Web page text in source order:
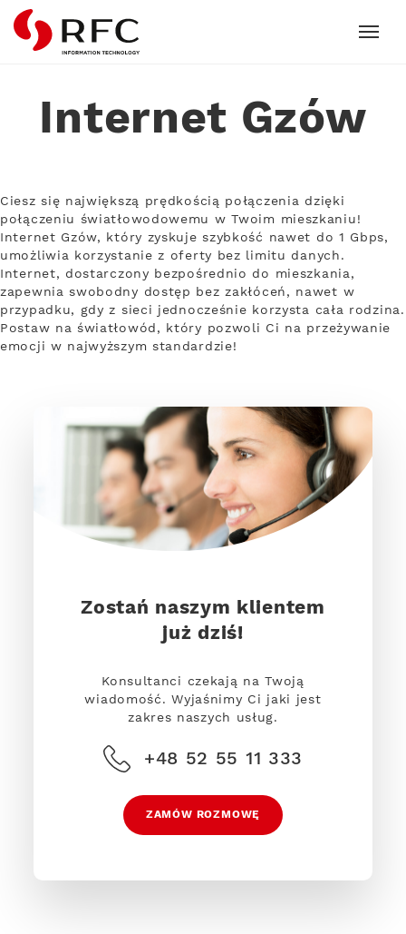
RFC
Internet Gzów
Ciesz się największą prędkością połączenia dzięki
połączeniu światłowodowemu w Twoim mieszkaniu!
Internet Gzów, który zyskuje szybkość nawet do 1 Gbps,
umożliwia korzystanie z oferty bez limitu danych.
Internet, dostarczony bezpośrednio do mieszkania,
zapewnia swobodny dostęp bez zakłóceń, nawet w
przypadku, gdy z sieci jednocześnie korzysta cała rodzina.
Postaw na światłowód, który pozwoli Ci na przeżywanie
emocji w najwyższym standardzie!
Zostań naszym klientem
już dziś!
Konsultanci czekają na Twoją
wiadomość. Wyjaśnimy Ci jaki jest
zakres naszych usług.
+48 52 55 11 333
ZAMÓW ROZMOWĘ